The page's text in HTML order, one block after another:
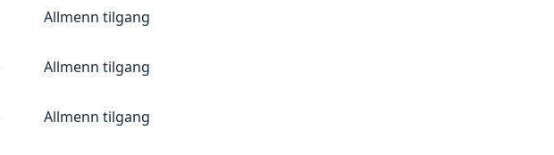
Allmenn tilgang
Allmenn tilgang
Allmenn tilgang